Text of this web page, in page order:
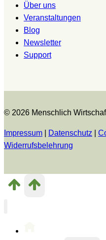
Über uns
Veranstaltungen
Blog
Newsletter
Support
© 2026 Menschlich
Impressum Datenschutz
Widerrufsbelehrung